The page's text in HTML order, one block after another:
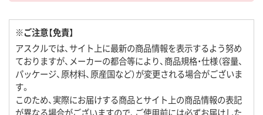
※ご注意【免責】
アスクルでは、サイト上に最新の商品情報を表示するよう努め
ておりますが、メーカーの都合等により、商品規格・仕様（容量、
パッケージ、原材料、原産国など）が変更される場合がございま
す。
このため、実際にお届けする商品とサイト上の商品情報の表記
が異なる場合がございますので、ご使用前には必ずお届けした